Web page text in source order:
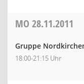
MO 28.11.2011
Gruppe
18:00-21:15 Uhr